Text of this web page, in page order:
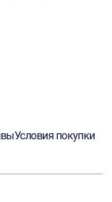
Условия покупки